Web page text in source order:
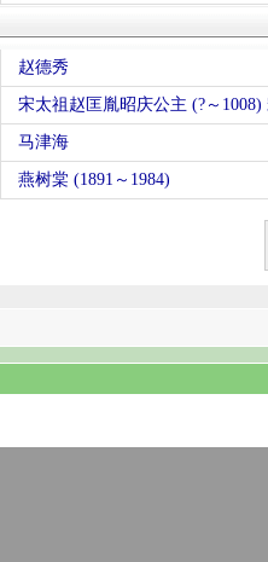
赵德秀
宋太祖赵匡胤昭庆公主 (?～
马津海
燕树棠 (1891～1984)